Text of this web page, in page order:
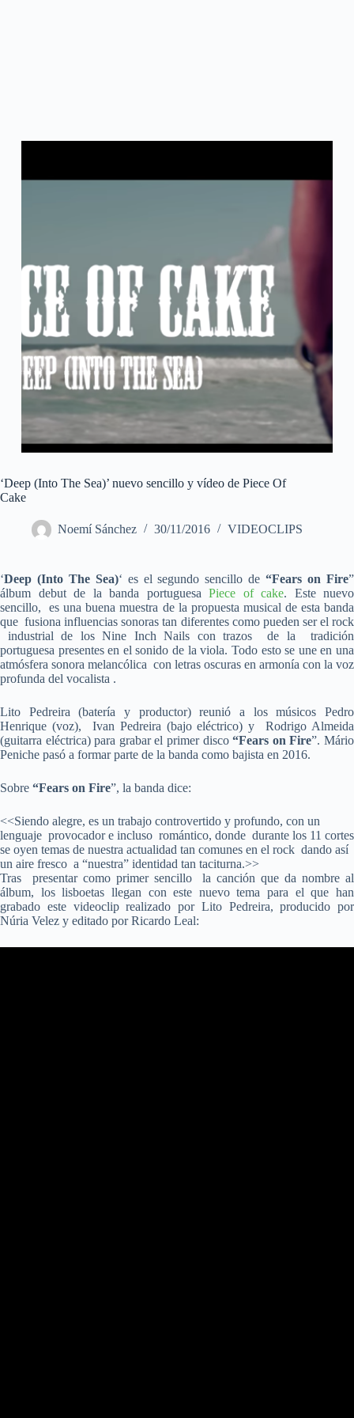
‘Deep (Into The Sea)’ nuevo sencillo y vídeo de Piece Of
Cake
Noemí Sánchez 30/11/2016 VIDEOCLIPS
‘Deep (Into The Sea)‘ es el segundo sencillo de“Fears on Fire”
álbum debut de la banda portuguesa Piece of cake. Este nuevo
sencillo, es una buena muestra de la propuesta musical de esta banda
que fusiona influencias sonoras tan diferentes como pueden ser el rock
industrial de los Nine Inch Nails con trazos de la tradición
portuguesa presentes en el sonido de la viola. Todo esto se une en una
atmósfera sonora melancólica con letras oscuras en armonía con la voz
profunda del vocalista .
Lito Pedreira (batería y productor) reunió a los músicos Pedro
Henrique (voz), Ivan Pedreira (bajo eléctrico) y Rodrigo Almeida
(guitarra eléctrica) para grabar el primer disco“Fears on Fire”. Mário
Peniche pasó a formar parte de la banda como bajista en 2016.
Sobre “Fears on Fire”, la banda dice:
<<Siendo alegre, es un trabajo controvertido y profundo, con un
lenguaje provocador e incluso romántico, donde durante los 11 cortes
se oyen temas de nuestra actualidad tan comunes en el rock dando así
un aire fresco a “nuestra” identidad tan taciturna.>>
Tras presentar como primer sencillo la canción que da nombre al
álbum, los lisboetas llegan con este nuevo tema para el que han
grabado este videoclip realizado por Lito Pedreira, producido por
Núria Velez y editado por Ricardo Leal: